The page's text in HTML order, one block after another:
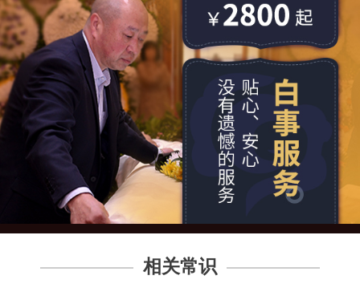
相关常识